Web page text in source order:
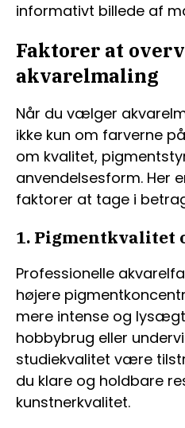
informativt billede af
Faktorer at
akvarelmaling
Når du vælger
ikke kun om farverne
om kvalitet,
anvendelsesform. Her
faktorer at tage i
1. Pigmentkvalitet
Professionelle
højere
mere intense og
hobbybrug eller
studiekvalitet være
du klare og holdbare
kunstnerkvalitet.